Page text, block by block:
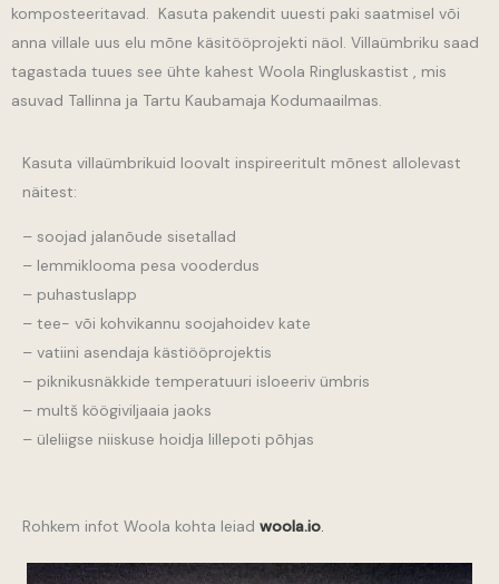
komposteeritavad. Kasuta pakendit uuesti paki saatmisel või
anna villale uus elu mõne käsitööprojekti näol. Villaümbriku saad
tagastada tuues see ühte kahest Woola Ringluskastist , mis
asuvad Tallinna ja Tartu Kaubamaja Kodumaailmas.
Kasuta villaümbrikuid loovalt inspireeritult mõnest allolevast
näitest:
– soojad jalanõude sisetallad
– lemmiklooma pesa vooderdus
– puhastuslapp
– tee- või kohvikannu soojahoidev kate
– vatiini asendaja kästiööprojektis
– piknikusnäkkide temperatuuri isloeeriv ümbris
– multš köögiviljaaia jaoks
– üleliigse niiskuse hoidja lillepoti põhjas
Rohkem infot Woola kohta leiad woola.io.